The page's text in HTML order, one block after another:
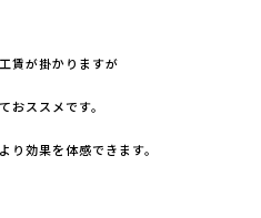
賃が掛かりますが
おススメです。
り効果を体感できます。